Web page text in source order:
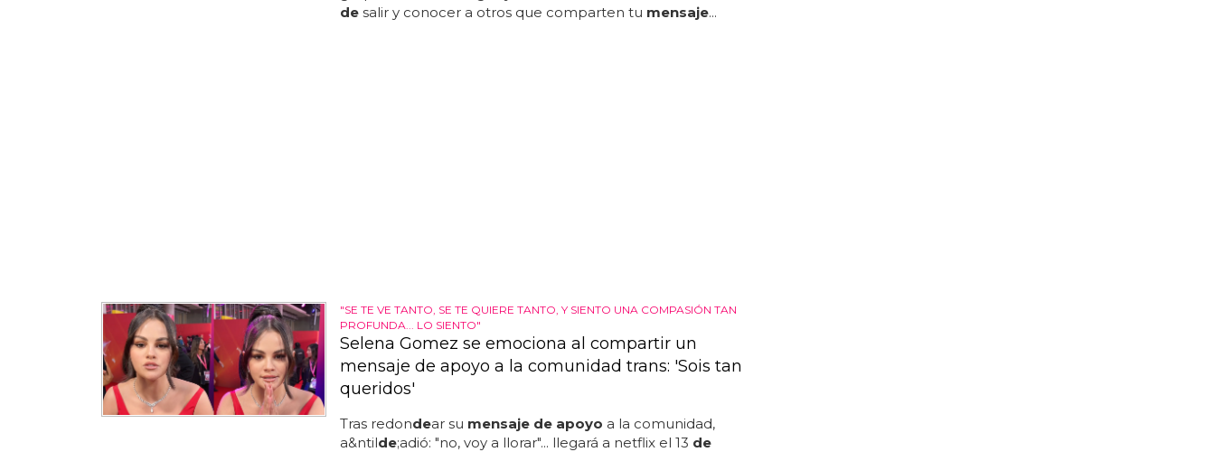
desalir y conocer a otros que comparten tu mensaje...
"SE TE VE TANTO, SE TE QUIERE TANTO, Y SIENTO UNA COMPASIÓN TAN
PROFUNDA... LO SIENTO"
Selena Gomez se emociona al compartir un
mensaje de apoyo a la comunidad trans: 'Sois tan
queridos'
Tras redondear su mensaje de apoyo a la comunidad,
a&ntilde;adió: "no, voy a llorar"... llegará a netflix el 13 de